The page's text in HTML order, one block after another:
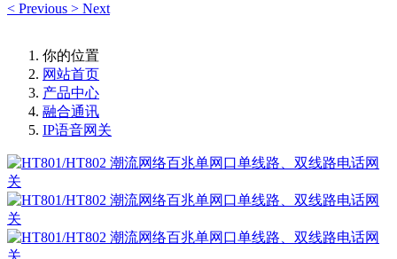
< Previous > Next
你的位置
网站首页
产品中心
融合通讯
IP语音网关